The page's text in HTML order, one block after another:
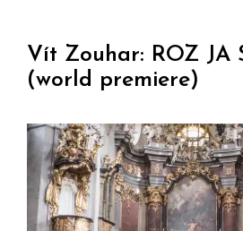
Vít Zouhar: ROZ JA
(world premiere)